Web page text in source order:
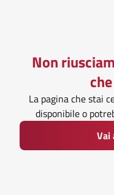
Non
La pagina che stai
disponibile o
Vai